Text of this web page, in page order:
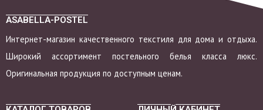
ASABELLA-POSTEL
Интернет-магазин качественного текстиля для дома и отдыха.
Широкий ассортимент постельного белья класса люкс.
Оригинальная продукция по доступным ценам.